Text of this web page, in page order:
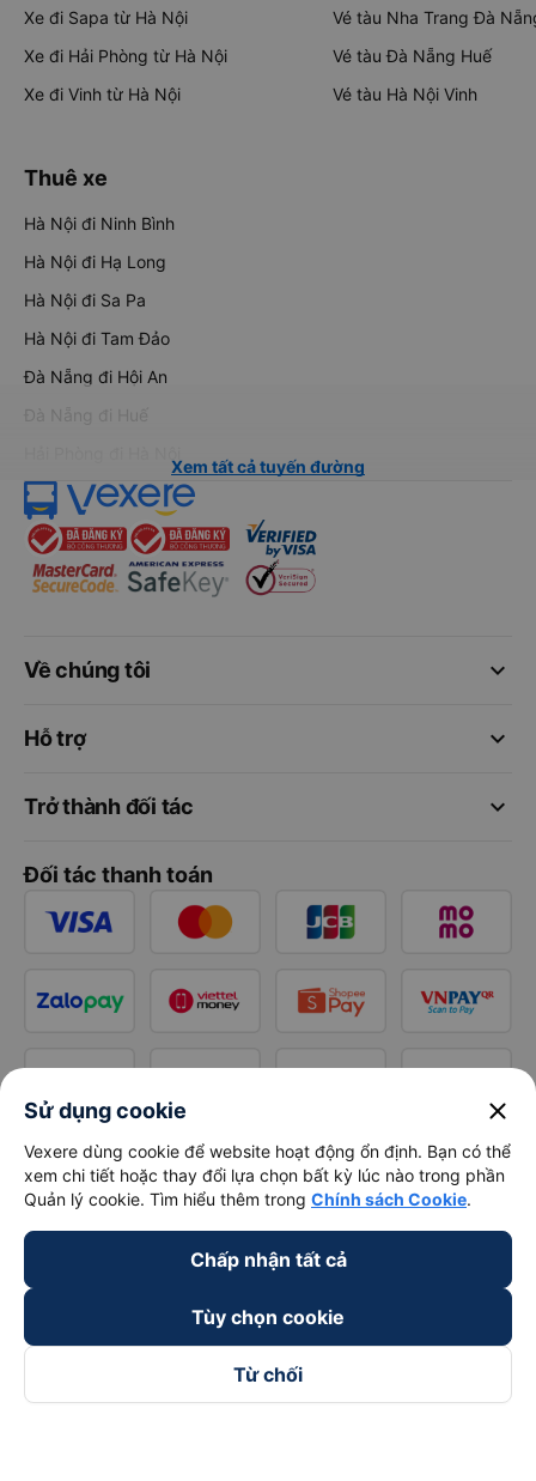
Xe đi Sapa từ Hà Nội
Xe đi Hải Phòng từ Hà Nội
Xe đi Vinh từ Hà Nội
Vé tàu Nha Trang Đà
Vé tàu Đà Nẵng Huế
Vé tàu Hà Nội Vinh
Thuê xe
Hà Nội đi Ninh Bình
Hà Nội đi Hạ Long
Hà Nội đi Sa Pa
Hà Nội đi Tam Đảo
Đà Nẵng đi Hội An
Đà Nẵng đi Huế
Xem tất cả tuyến đường
keyboard_arrow_down
Về chúng tôi
keyboard_arrow_down
Hỗ trợ
keyboard_arrow_down
Trở thành đối tác
Đối tác thanh toán
Sử dụng cookie close
Vexere dùng cookie để website hoạt động ổn định. Bạn có thể
xem chi tiết hoặc thay đổi lựa chọn bất kỳ lúc nào trong phần
Quản lý cookie. Tìm hiểu thêm trong Chính sách Cookie.
Chấp nhận tất cả
Tùy chọn cookie
Từ chối